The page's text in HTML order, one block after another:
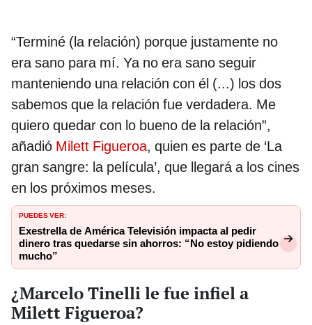
“Terminé (la relación) porque justamente no
era sano para mí. Ya no era sano seguir
manteniendo una relación con él (...) los dos
sabemos que la relación fue verdadera. Me
quiero quedar con lo bueno de la relación”,
añadió Milett Figueroa, quien es parte de ‘La
gran sangre: la película’, que llegará a los cines
en los próximos meses.
PUEDES VER:
Exestrella de América Televisión impacta al pedir
dinero tras quedarse sin ahorros: “No estoy pidiendo
mucho”
¿Marcelo Tinelli le fue infiel a
Milett Figueroa?